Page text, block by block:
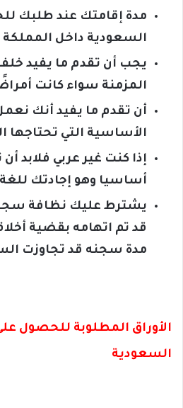
مدة إقامتك عند طلبك
السعودية داخل المملكة عن 10 أعوام
يجب أن تقدم ما يفيد
المزمنة سواء كانت
أن تقدم ما يفيد أنك
الأساسية التي تحتاجها
إذا كنت غير عربي فلابد
أساسيا وهو إجادتك للغة
يشترط عليك نظافة سجلك
قد تم اتهامه بقضية
مدة سجنه قد تجاوزت
الأوراق المطلوبة للحصول
السعودية